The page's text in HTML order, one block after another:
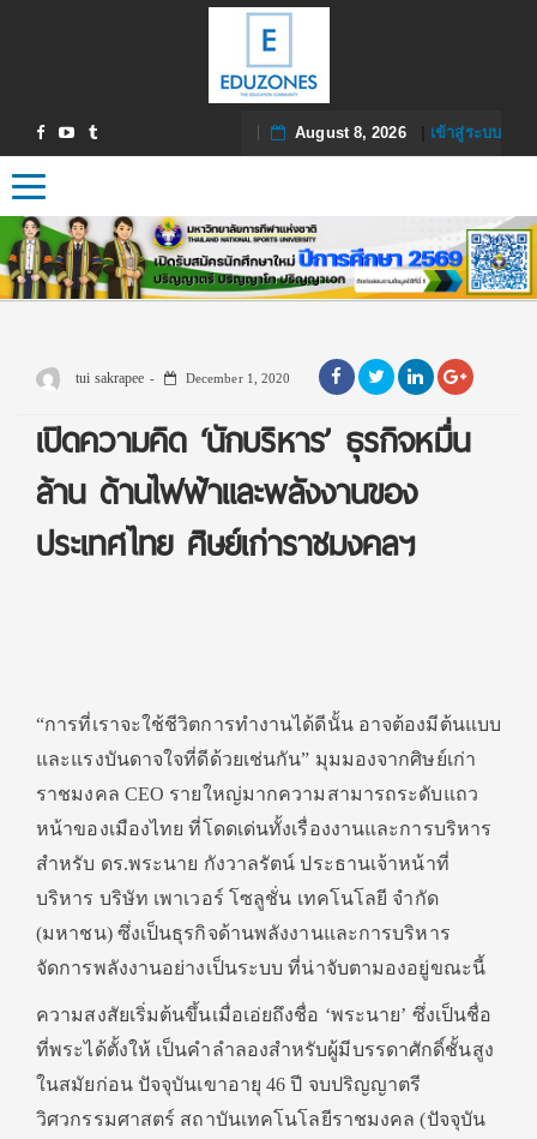
August 8, 2026| เข้าสู่ระบบ
Toggle navigation
tui sakrapee December 1, 2020
เปิดความคิด ‘นักบริหาร’ ธุรกิจหมื่น
ล้าน ด้านไฟฟ้าและพลังงานของ
ประเทศไทย ศิษย์เก่าราชมงคลฯ
“การที่เราจะใช้ชีวิตการทำงานได้ดีนั้น อาจต้องมีต้นแบบ
และแรงบันดาจใจที่ดีด้วยเช่นกัน” มุมมองจากศิษย์เก่า
ราชมงคล CEO รายใหญ่มากความสามารถระดับแถว
หน้าของเมืองไทย ที่โดดเด่นทั้งเรื่องงานและการบริหาร
สำหรับ ดร.พระนาย กังวาลรัตน์ ประธานเจ้าหน้าที่
บริหาร บริษัท เพาเวอร์ โซลูชั่น เทคโนโลยี จำกัด
(มหาชน) ซึ่งเป็นธุรกิจด้านพลังงานและการบริหาร
จัดการพลังงานอย่างเป็นระบบ ที่น่าจับตามองอยู่ขณะนี้
ความสงสัยเริ่มต้นขึ้นเมื่อเอ่ยถึงชื่อ ‘พระนาย’ ซึ่งเป็นชื่อ
ที่พระได้ตั้งให้ เป็นคำลำลองสำหรับผู้มีบรรดาศักดิ์ชั้นสูง
ในสมัยก่อน ปัจจุบันเขาอายุ 46 ปี จบปริญญาตรี
วิศวกรรมศาสตร์ สถาบันเทคโนโลยีราชมงคล (ปัจจุบัน